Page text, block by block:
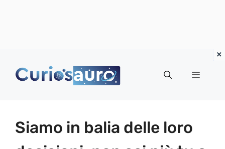
Menu
Siamo in balia delle loro